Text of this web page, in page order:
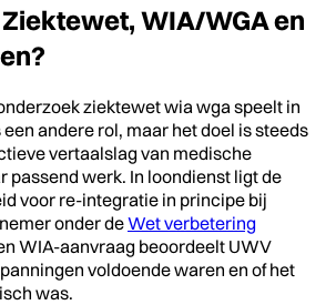
WIA/WGA en
ziektewet wia wga speelt in
andere rol, maar het doel is steeds
vertaalslag van medische
passend werk. In loondienst ligt de
voor re-integratie in principe bij
onder deWet verbetering
WIA-aanvraag beoordeelt UWV
voldoende waren en of het
was.